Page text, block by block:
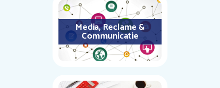
Media, Reclame &
Communicatie